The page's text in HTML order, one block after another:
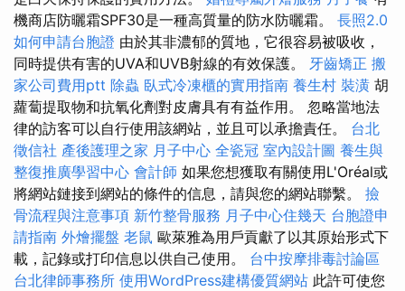
機商店防曬霜SPF30是一種高質量的防水防曬霜。 長照2.0
如何申請台胞證 由於其非濃郁的質地，它很容易被吸收，
同時提供有害的UVA和UVB射線的有效保護。 牙齒矯正 搬
家公司費用ptt 除蟲 臥式冷凍櫃的實用指南 養生村 裝潢 胡
蘿蔔提取物和抗氧化劑對皮膚具有有益作用。 忽略當地法
律的訪客可以自行使用該網站，並且可以承擔責任。 台北
徵信社 產後護理之家 月子中心 全瓷冠 室內設計圖 養生與
整復推廣學習中心 會計師 如果您想獲取有關使用L'Oréal或
將網站鏈接到網站的條件的信息，請與您的網站聯繫。 撿
骨流程與注意事項 新竹整骨服務 月子中心住幾天 台胞證申
請指南 外燴擺盤 老鼠 歐萊雅為用戶貢獻了以其原始形式下
載，記錄或打印信息以供自己使用。 台中按摩排毒討論區
台北律師事務所 使用WordPress建構優質網站 此許可使您